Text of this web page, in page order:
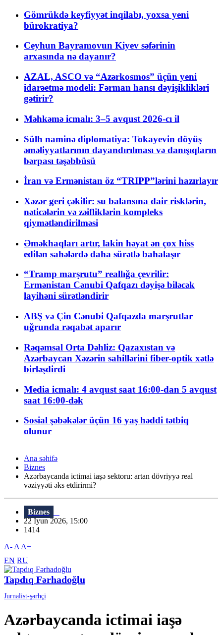
Gömrükdə keyfiyyət inqilabı, yoxsa yeni
bürokratiya?
Ceyhun Bayramovun Kiyev səfərinin
arxasında nə dayanır?
AZAL, ASCO və “Azərkosmos” üçün yeni
idarəetmə modeli: Fərman hansı dəyişiklikləri
gətirir?
Məhkəmə icmalı: 3–5 avqust 2026-cı il
Sülh naminə diplomatiya: Tokayevin döyüş
əməliyyatlarının dayandırılması və danışıqların
bərpası təşəbbüsü
İran və Ermənistan öz “TRIPP”lərini hazırlayır
Xəzər geri çəkilir: su balansına dair risklərin,
nəticələrin və zəifliklərin kompleks
qiymətləndirilməsi
Əməkhaqları artır, lakin həyat ən çox hiss
edilən sahələrdə daha sürətlə bahalaşır
“Tramp marşrutu” reallığa çevrilir:
Ermənistan Cənubi Qafqazı dəyişə biləcək
layihəni sürətləndirir
ABŞ və Çin Cənubi Qafqazda marşrutlar
uğrunda rəqabət aparır
Rəqəmsal Orta Dəhliz: Qazaxıstan və
Azərbaycan Xəzərin sahillərini fiber-optik xətlə
birləşdirdi
Media icmalı: 4 avqust saat 16:00-dan 5 avqust
saat 16:00-dək
Sosial şəbəkələr üçün 16 yaş həddi tətbiq
olunur
Ana səhifə
Biznes
Azərbaycanda ictimai iaşə sektoru: artan dövriyyə real
vəziyyəti əks etdirirmi?
Biznes
22 İyun 2026, 15:00
1414
A- A A+
EN RU
Tapdıq Fərhadoğlu
Jurnalist-şərhçi
Azərbaycanda ictimai iaşə